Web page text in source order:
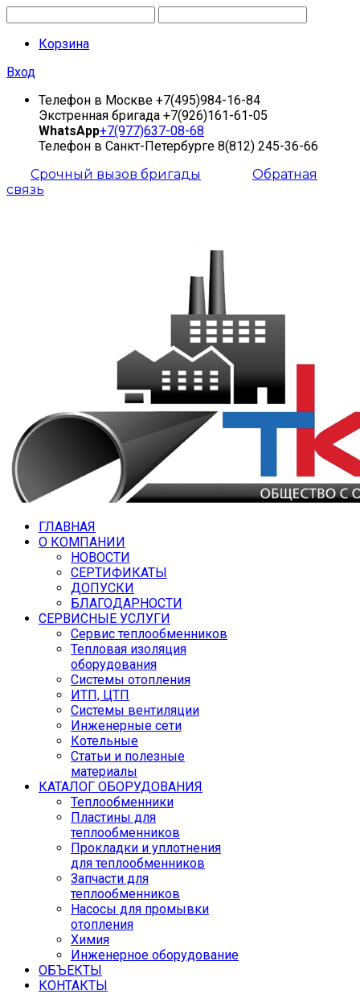
Корзина
Вход
Телефон в Москве +7(495)984-16-84
Экстренная бригада +7(926)161-61-05
WhatsApp+7(977)637-08-68
Телефон в Санкт-Петербурге 8(812) 245-36-66
Срочный вызов бригады
Обратная
связь
ГЛАВНАЯ
О КОМПАНИИ
НОВОСТИ
СЕРТИФИКАТЫ
ДОПУСКИ
БЛАГОДАРНОСТИ
СЕРВИСНЫЕ УСЛУГИ
Сервис теплообменников
Тепловая изоляция
оборудования
Системы отопления
ИТП, ЦТП
Системы вентиляции
Инженерные сети
Котельные
Статьи и полезные
материалы
КАТАЛОГ ОБОРУДОВАНИЯ
Теплообменники
Пластины для
теплообменников
Прокладки и уплотнения
для теплообменников
Запчасти для
теплообменников
Насосы для промывки
отопления
Химия
Инженерное оборудование
ОБЪЕКТЫ
КОНТАКТЫ